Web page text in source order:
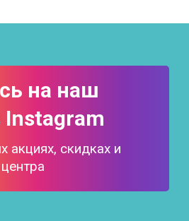
на наш
Instagram
акциях, скидках и